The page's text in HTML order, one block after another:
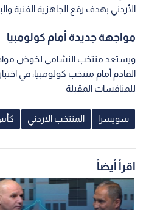
الأردني بهدف رفع الجاهزية الفنية
مواجهة جديدة أمام كولومبيا
ويستعد منتخب النشامى لخوض
القادم أمام منتخب كولومبيا، في
للمنافسات المقبلة
سويسرا المنتخب الاردني كأس
اقرأ أيضاً